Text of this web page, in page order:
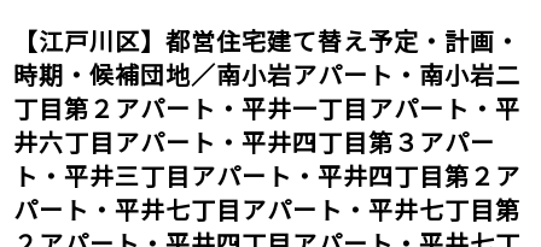
【江戸川区】都営住宅建て替え予定・計画・
時期・候補団地／南小岩アパート・南小岩二
丁目第２アパート・平井一丁目アパート・平
井六丁目アパート・平井四丁目第３アパー
ト・平井三丁目アパート・平井四丁目第２ア
パート・平井七丁目アパート・平井七丁目第